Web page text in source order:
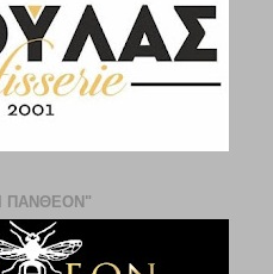
ΠΑΝΘΕΟΝ"